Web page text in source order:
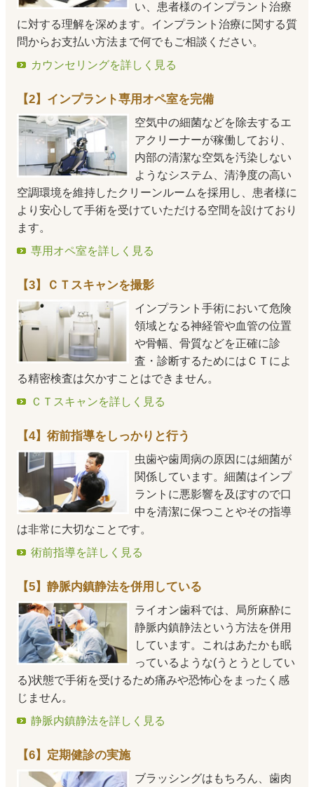
い、患者様のインプラント治療
に対する理解を深めます。インプラント治療に関する質
問からお支払い方法まで何でもご相談ください。
カウンセリングを詳しく見る
【2】インプラント専用オペ室を完備
空気中の細菌などを除去するエ
アクリーナーが稼働しており、
内部の清潔な空気を汚染しない
ようなシステム、清浄度の高い
空調環境を維持したクリーンルームを採用し、患者様に
より安心して手術を受けていただける空間を設けており
ます。
専用オペ室を詳しく見る
【3】ＣＴスキャンを撮影
インプラント手術において危険
領域となる神経管や血管の位置
や骨幅、骨質などを正確に診
査・診断するためにはＣＴによ
る精密検査は欠かすことはできません。
ＣＴスキャンを詳しく見る
【4】術前指導をしっかりと行う
虫歯や歯周病の原因には細菌が
関係しています。細菌はインプ
ラントに悪影響を及ぼすので口
中を清潔に保つことやその指導
は非常に大切なことです。
術前指導を詳しく見る
【5】静脈内鎮静法を併用している
ライオン歯科では、局所麻酔に
静脈内鎮静法という方法を併用
しています。これはあたかも眠
っているような(うとうとしてい
る)状態で手術を受けるため痛みや恐怖心をまったく感
じません。
静脈内鎮静法を詳しく見る
【6】定期健診の実施
ブラッシングはもちろん、歯肉